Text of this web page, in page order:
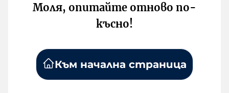
Моля, опитайте отново по-
късно!
Към начална страница